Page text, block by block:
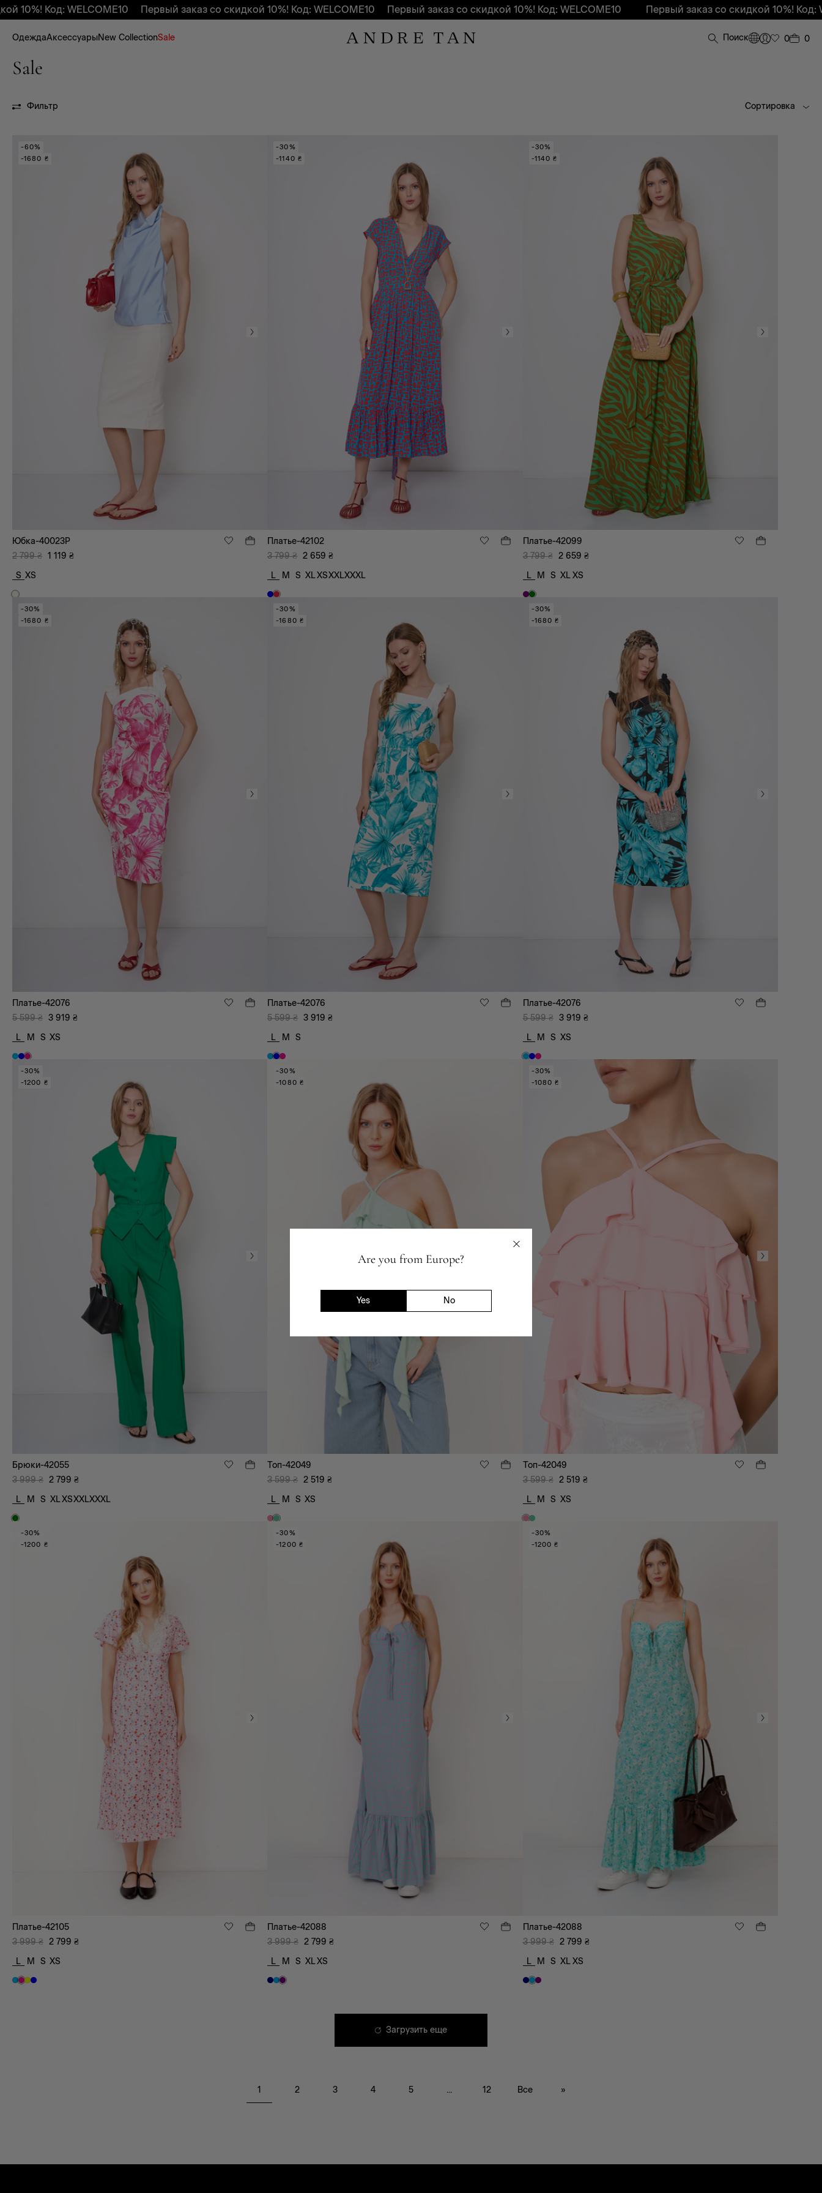
Are you from Europe?
Yes No
WELCOME10 Первый заказ со скидкой 10%! Код: WELCOME10 Первый заказ со скидкой 10%! Код: WELCOME10 Первый заказ со скидкой 10%! Код:
ОдеждаАксессуарыNew CollectionSale Поиск 0 0
Sale
Фильтр Сортировка
-60%
-1680 ₴
Юбка-40023P
2 799 ₴ 1 119 ₴
S XS
-30%
-1140 ₴
Платье-42102
3 799 ₴ 2 659 ₴
L
M S XLXSXXLXXXL
-30%
-1140 ₴
Платье-42099
3 799 ₴ 2 659 ₴
L
M S XLXS
-30%
-1680 ₴
Платье-42076
5 599 ₴ 3 919 ₴
L
M S XS
-30%
-1680 ₴
Платье-42076
5 599 ₴ 3 919 ₴
L
M S
-30%
-1680 ₴
Платье-42076
5 599 ₴ 3 919 ₴
L
M S XS
-30%
-1200 ₴
Брюки-42055
3 999 ₴ 2 799 ₴
L
M S XLXSXXLXXXL
-30%
-1080 ₴
Топ-42049
3 599 ₴ 2 519 ₴
L
M S XS
-30%
-1080 ₴
Топ-42049
3 599 ₴ 2 519 ₴
L
M S XS
-30%
-1200 ₴
Платье-42105
3 999 ₴ 2 799 ₴
L
M S XS
-30%
-1200 ₴
Платье-42088
3 999 ₴ 2 799 ₴
L
M S XLXS
-30%
-1200 ₴
Платье-42088
3 999 ₴ 2 799 ₴
L
M S XLXS
Загрузить еще
1 2 3 4 5 ... 12 Все »